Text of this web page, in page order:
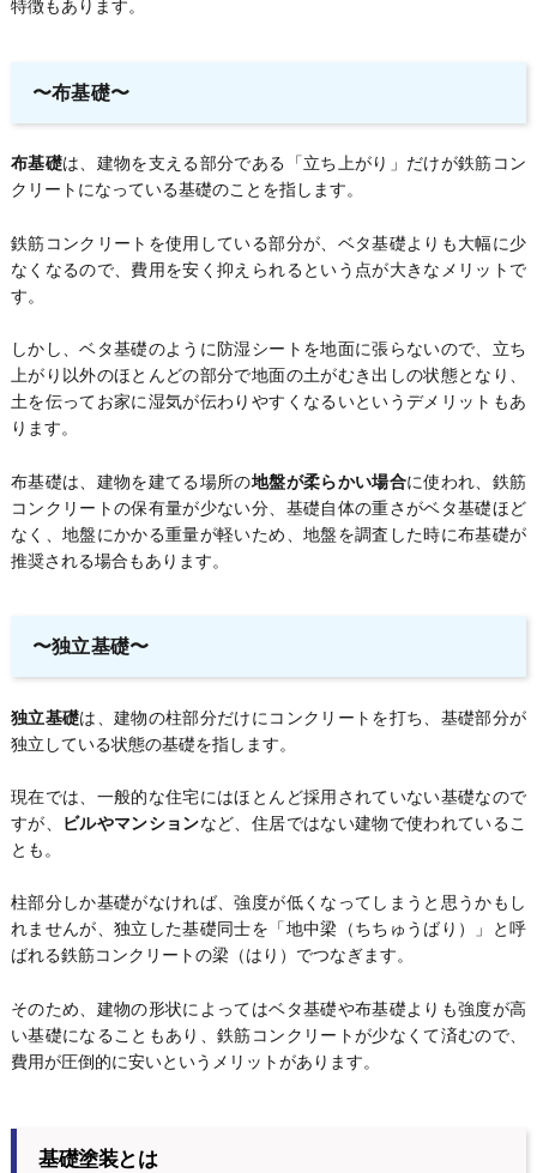
特徴もあります。
〜布基礎〜
布基礎は、建物を支える部分である「立ち上がり」だけが鉄筋コン
クリートになっている基礎のことを指します。
鉄筋コンクリートを使用している部分が、ベタ基礎よりも大幅に少
なくなるので、費用を安く抑えられるという点が大きなメリットで
す。
しかし、ベタ基礎のように防湿シートを地面に張らないので、立ち
上がり以外のほとんどの部分で地面の土がむき出しの状態となり、
土を伝ってお家に湿気が伝わりやすくなるいというデメリットもあ
ります。
布基礎は、建物を建てる場所の地盤が柔らかい場合に使われ、鉄筋
コンクリートの保有量が少ない分、基礎自体の重さがベタ基礎ほど
なく、地盤にかかる重量が軽いため、地盤を調査した時に布基礎が
推奨される場合もあります。
〜独立基礎〜
独立基礎は、建物の柱部分だけにコンクリートを打ち、基礎部分が
独立している状態の基礎を指します。
現在では、一般的な住宅にはほとんど採用されていない基礎なので
すが、
ビルやマンションなど、住居ではない建物で使われているこ
とも。
柱部分しか基礎がなければ、強度が低くなってしまうと思うかもし
れませんが、独立した基礎同士を「地中梁（ちちゅうばり）」と呼
ばれる鉄筋コンクリートの梁（はり）でつなぎます。
そのため、建物の形状によってはベタ基礎や布基礎よりも強度が高
い基礎になることもあり、鉄筋コンクリートが少なくて済むので、
費用が圧倒的に安いというメリットがあります。
基礎塗装とは